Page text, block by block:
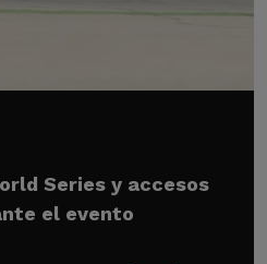
Series y accesos
el evento